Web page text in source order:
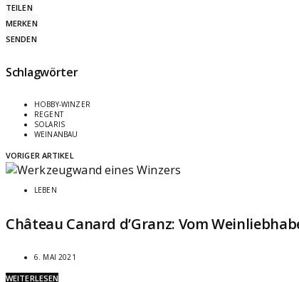
TEILEN
MERKEN
SENDEN
Schlagwörter
HOBBY-WINZER
REGENT
SOLARIS
WEINANBAU
VORIGER ARTIKEL
LEBEN
Château Canard d’Granz: Vom
6. MAI 2021
WEITERLESEN